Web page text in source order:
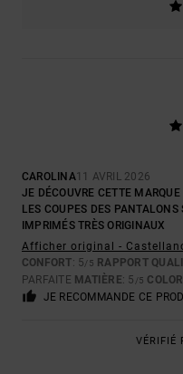
CAROLINA11 AVRIL 2026
JE DÉCOUVRE CETTE
LES COUPES DES
IMPRIMÉS TRÈS ORIGINAUX
Afficher original -
CONFORT: 5/5 RAPPORT
PARFAITE MATIÈRE: 5 /5
JE RECOMMANDE CE
VÉRIFIÉ